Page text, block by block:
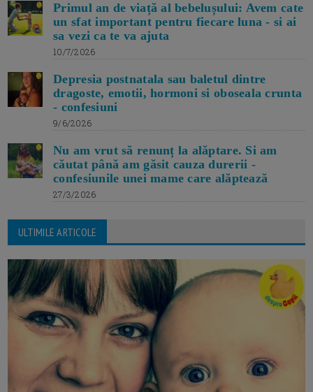
Primul an de viață al bebelușului: Avem cate
un sfat important pentru fiecare luna - si ai
sa vezi ca te va ajuta
10/7/2026
Depresia postnatala sau baletul dintre
dragoste, emotii, hormoni si oboseala crunta
- confesiuni
9/6/2026
Nu am vrut să renunț la alăptare. Si am
căutat până am găsit cauza durerii -
confesiunile unei mame care alăptează
27/3/2026
ULTIMILE ARTICOLE